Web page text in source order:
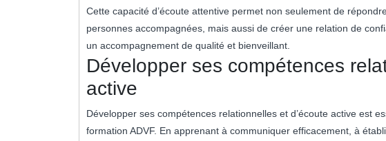
Cette capacité d’écoute attentive permet non seulement de
personnes accompagnées, mais aussi de créer une relation de
un accompagnement de qualité et bienveillant.
Développer ses compétences
active
Développer ses compétences relationnelles et d’écoute active est
formation ADVF. En apprenant à communiquer efficacement, à